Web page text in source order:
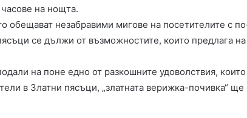
на нощта.
обещават незабравими мигове на посетителите с
се дължи от възможностите, които предлага на
на поне едно от разкошните удоволствия, които
в Златни пясъци, „златната верижка-почивка“ ще